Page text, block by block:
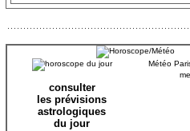
consulter
les prévisions
astrologiques
du jour
Météo